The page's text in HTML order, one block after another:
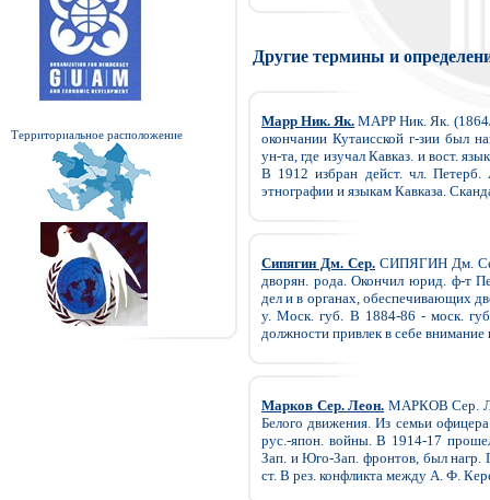
Территориальное расположение
Другие термины и
Марр Ник. Як. МАРР Ник. Як. (1864/
окончании Кутаисской г-зии был
ун-та, где изучал Кавказ. и вост.
В 1912 избран дейст. чл. Петерб.
этнографии и языкам Кавказа.
Сипягин Дм. Сер. СИПЯГИН Дм.
дворян. рода. Окончил юрид. ф-т
дел и в органах, обеспечивающих
у. Моск. губ. В 1884-86 - моск.
должности привлек в себе
Марков Сер. Леон. МАРКОВ Сер.
Белого движения. Из семьи
рус.-япон. войны. В 1914-17
Зап. и Юго-Зап. фронтов, был нагр.
ст. В рез. конфликта между А. Ф.